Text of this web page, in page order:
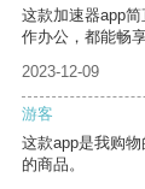
这款加速器app
作办公，都能畅
2023-12-09
游客
这款app是我购
的商品。